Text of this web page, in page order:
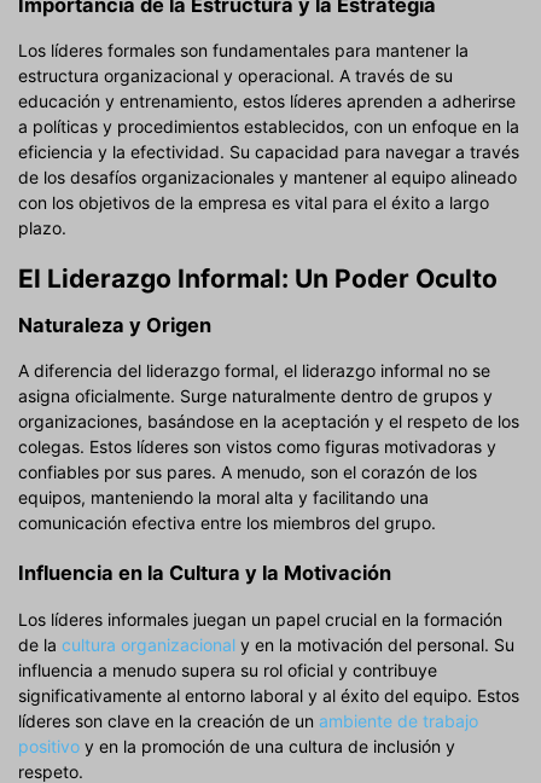
Los líderes formales son fundamentales para mantener la
estructura organizacional y operacional. A través de su
educación y entrenamiento, estos líderes aprenden a adherirse
a políticas y procedimientos establecidos, con un enfoque en la
eficiencia y la efectividad. Su capacidad para navegar a través
de los desafíos organizacionales y mantener al equipo alineado
con los objetivos de la empresa es vital para el éxito a largo
plazo.
El Liderazgo Informal: Un Poder Oculto
Naturaleza y Origen
A diferencia del liderazgo formal, el liderazgo informal no se
asigna oficialmente. Surge naturalmente dentro de grupos y
organizaciones, basándose en la aceptación y el respeto de los
colegas. Estos líderes son vistos como figuras motivadoras y
confiables por sus pares. A menudo, son el corazón de los
equipos, manteniendo la moral alta y facilitando una
comunicación efectiva entre los miembros del grupo.
Influencia en la Cultura y la Motivación
Los líderes informales juegan un papel crucial en la formación
de la cultura organizacional y en la motivación del personal. Su
influencia a menudo supera su rol oficial y contribuye
significativamente al entorno laboral y al éxito del equipo. Estos
líderes son clave en la creación de un ambiente de trabajo
positivo y en la promoción de una cultura de inclusión y
respeto.